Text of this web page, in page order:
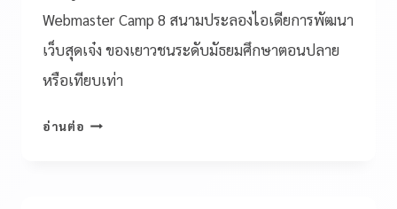
Webmaster Camp 8 สนามประลองไอเดียการพัฒนา
เว็บสุดเจ๋ง ของเยาวชนระดับมัธยมศึกษาตอนปลาย
หรือเทียบเท่า
อ่านต่อ